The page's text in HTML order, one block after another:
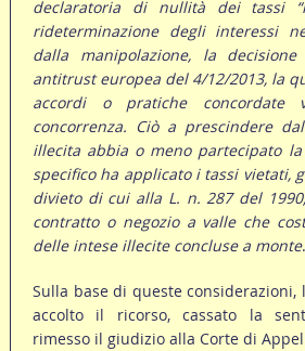
declaratoria di nullità dei tassi
rideterminazione degli interessi
dalla manipolazione, la decisione
antitrust europea del 4/12/2013, la
accordi o pratiche
concorrenza. Ciò a prescindere
illecita abbia o meno partecipato
specifico ha applicato i tassi vietati,
divieto di cui alla L. n. 287 del
contratto o negozio a valle che
delle intese illecite concluse a monte
Sulla base di queste considerazioni,
accolto il ricorso, cassato la
rimesso il giudizio alla Corte di